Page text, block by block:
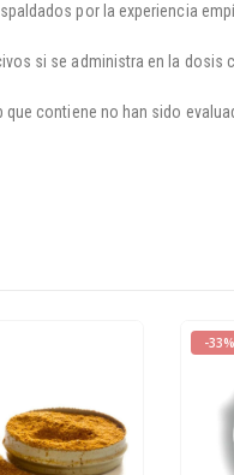
por la experiencia
si se administra en la
contiene no han sido
-33%